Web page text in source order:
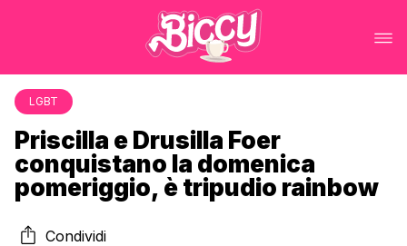
LGBT
Priscilla e Drusilla Foer
conquistano la domenica
pomeriggio, è tripudio rainbow
Condividi